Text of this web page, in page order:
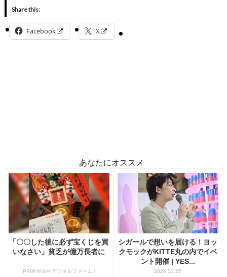
Share this:
Facebook X
あなたにオススメ
「〇〇した後に必ず宝くじを買
いなさい」貧乏が億万長者に
PR(合同会社デジタルファーム )
シガールで想いを届ける！ヨッ
クモックがKITTE丸の内でイベ
ント開催 | YES...
2026.03.25